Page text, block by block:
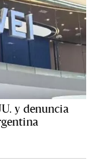
y denuncia